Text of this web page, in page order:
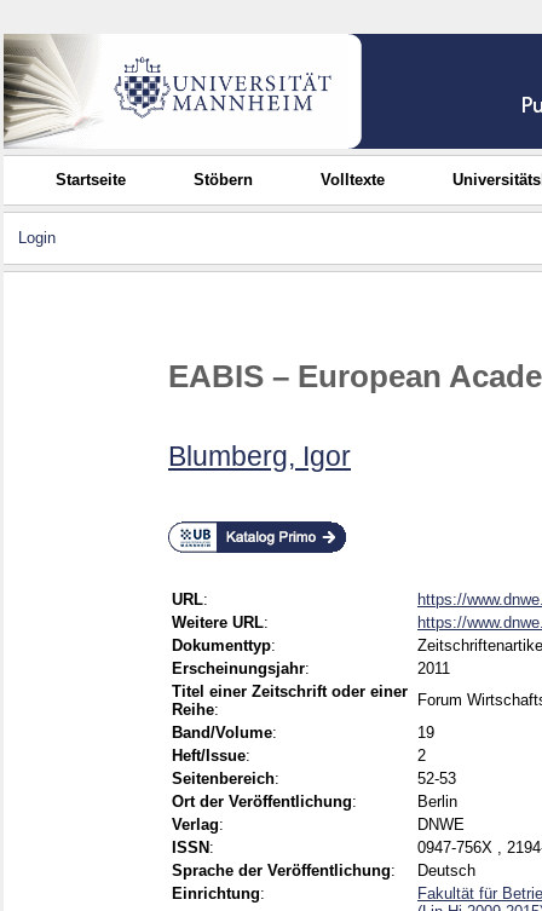
Startseite Stöbern Volltexte
Login
EABIS – European
Blumberg, Igor
URL:
https://
Weitere URL:
https://
Dokumenttyp:
Erscheinungsjahr:
2011
Titel einer Zeitschrift oder einer
Reihe:
Forum
Band/Volume:
19
Heft/Issue:
2
Seitenbereich:
52-53
Ort der Veröffentlichung:
Berlin
Verlag:
DNWE
ISSN :
0947-756X ,
Sprache der Veröffentlichung:
Deutsch
Einrichtung:
Fakultät für